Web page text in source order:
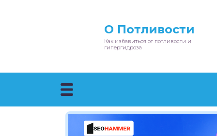
О Потливости
Как избавиться от потливости и
гипергидроза